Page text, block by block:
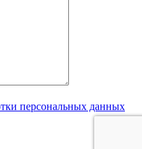
персональных данных